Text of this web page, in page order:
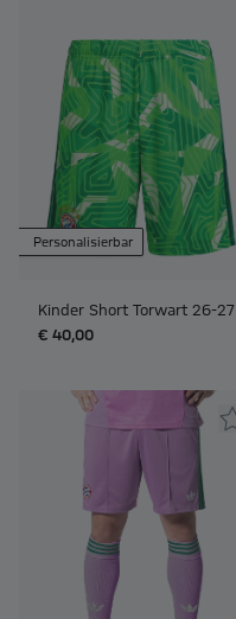
Personalisierbar
Kinder Short Torwart 26-27
€ 40,00